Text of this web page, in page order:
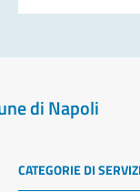
di Napoli
CATEGORIE DI